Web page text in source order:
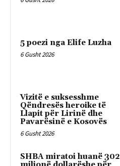
5 poezi nga Elife Luzha
6 Gusht 2026
Vizitë e suksesshme
Qëndresës heroike të
Llapit për Lirinë dhe
Pavarësinë e Kosovës
6 Gusht 2026
SHBA miratoi huanë 302